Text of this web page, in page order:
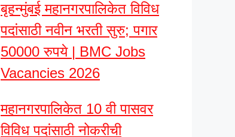
बृहन्मुंबई महानगरपालिकेत विविध
पदांसाठी नवीन भरती सुरु; पगार
50000 रुपये | BMC Jobs
Vacancies 2026
महानगरपालिकेत 10 वी पासवर
विविध पदांसाठी नोकरीची